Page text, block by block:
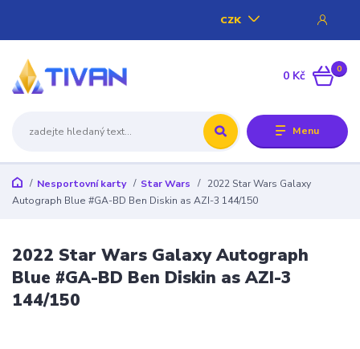
Menu
CZK
0
0 Kč
Nesportovní karty Star Wars
2022 Star Wars Galaxy
Autograph Blue #GA-BD Ben Diskin as AZI-3 144/150
2022 Star Wars Galaxy Autograph
Blue #GA-BD Ben Diskin as AZI-3
144/150